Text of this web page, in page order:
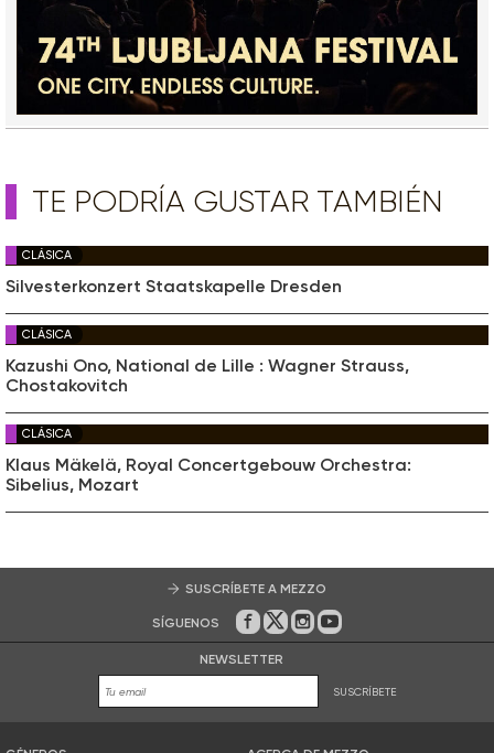
TE PODRÍA GUSTAR TAMBIÉN
CLÁSICA
Silvesterkonzert Staatskapelle Dresden
CLÁSICA
Kazushi Ono, National de Lille : Wagner Strauss,
Chostakovitch
CLÁSICA
Klaus Mäkelä, Royal Concertgebouw Orchestra:
Sibelius, Mozart
SUSCRÍBETE A MEZZO
SÍGUENOS En Facebook
En Twitter
En Instagram
En Youtube
NEWSLETTER
SUSCRÍBETE